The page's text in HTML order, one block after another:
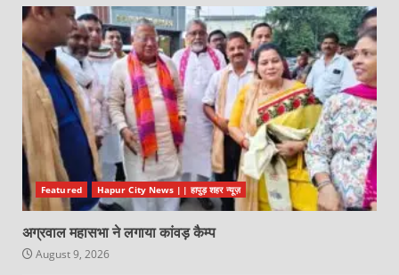
Featured Hapur City News || हापुड़ शहर न्यूज़
अग्रवाल महासभा ने लगाया कांवड़ कैम्प
August 9, 2026